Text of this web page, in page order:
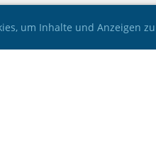
um Inhalte und Anzeigen